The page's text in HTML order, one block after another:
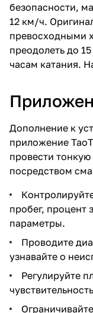
безопасности,
12 км/ч.
превосходными
преодолеть до
часам катания.
Дополнение к
приложение
провести тонкую
посредством
пробег, процент
параметры.
Проводите
узнавайте о
Регулируйте